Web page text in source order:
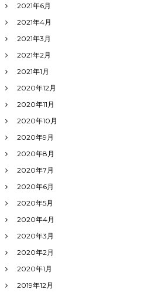
2021年6月
2021年4月
2021年3月
2021年2月
2021年1月
2020年12月
2020年11月
2020年10月
2020年9月
2020年8月
2020年7月
2020年6月
2020年5月
2020年4月
2020年3月
2020年2月
2020年1月
2019年12月